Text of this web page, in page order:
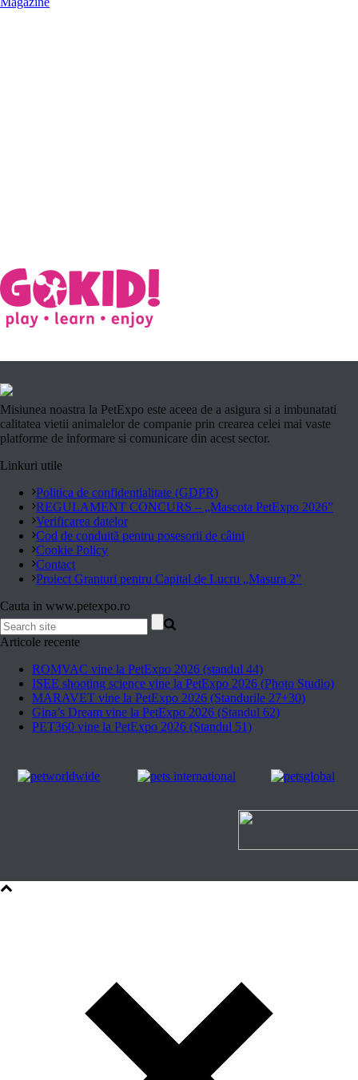
Misiunea noastra la PetExpo este aceea de a asigura si a imbunatati
calitatea vietii animalelor de companie prin crearea celei mai vaste
platforme de informare si comunicare din acest sector.
Linkuri utile
Politica de confidentialitate (GDPR)
REGULAMENT CONCURS – „Mascota PetExpo 2026”
Verificarea datelor
Cod de conduită pentru posesorii de câini
Cookie Policy
Contact
Proiect Granturi pentru Capital de Lucru „Masura 2”
Cauta in www.petexpo.ro
Articole recente
ROMVAC vine la PetExpo 2026 (standul 44)
ISEE shooting science vine la PetExpo 2026 (Photo Studio)
MARAVET vine la PetExpo 2026 (Standurile 27+30)
Gina’s Dream vine la PetExpo 2026 (Standul 62)
PET360 vine la PetExpo 2026 (Standul 51)